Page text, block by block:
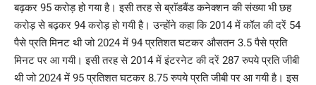
बढ़कर 95 करोड़ हो गया है। इसी तरह से ब्राॅडबैंड कनेक्शन की संख्या भी छह
करोड़ से बढ़कर 94 करोड़ हो गयी है। उन्होंने कहा कि 2014 में कॉल की दरें 54
पैसे प्रति मिनट थी जो 2024 में 94 प्रतिशत घटकर औसतन 3.5 पैसे प्रति
मिनट पर आ गयी। इसी तरह से 2014 में इंटरनेट की दरें 287 रुपये प्रति जीबी
थी जो 2024 में 95 प्रतिशत घटकर 8.75 रुपये प्रति जीबी पर आ गयी है। इस